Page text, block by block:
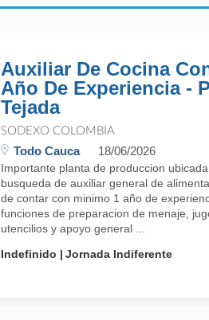
Auxiliar De Cocina
Año De Experiencia -
Tejada
SODEXO COLOMBIA
Todo Cauca 18/06/2026
Importante planta de produccion
busqueda de auxiliar general de
de contar con minimo 1 año de
funciones de preparacion de menaje,
utencilios y apoyo general ...
Indefinido
Jornada Indiferente